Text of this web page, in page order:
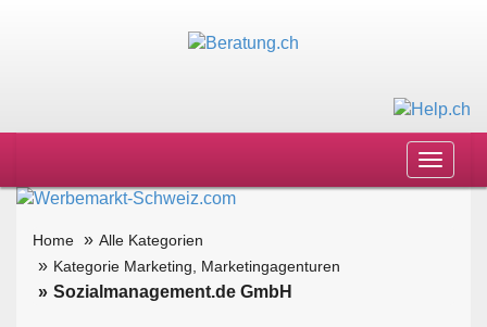
Toggle
Home
Alle Kategorien
Kategorie Marketing, Marketingagenturen
Sozialmanagement.de GmbH